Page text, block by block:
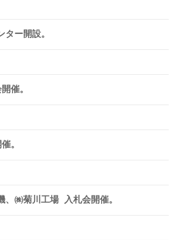
ー開設。
催。
。
、㈱菊川工場 入札会開催。